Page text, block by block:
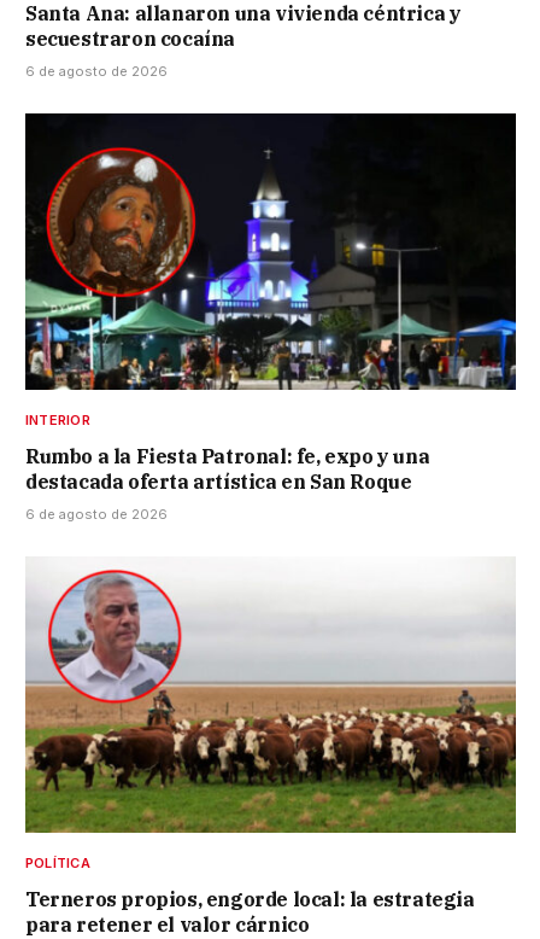
Santa Ana: allanaron una vivienda céntrica y
secuestraron cocaína
6 de agosto de 2026
INTERIOR
Rumbo a la Fiesta Patronal: fe, expo y una
destacada oferta artística en San Roque
6 de agosto de 2026
POLÍTICA
Terneros propios, engorde local: la estrategia
para retener el valor cárnico